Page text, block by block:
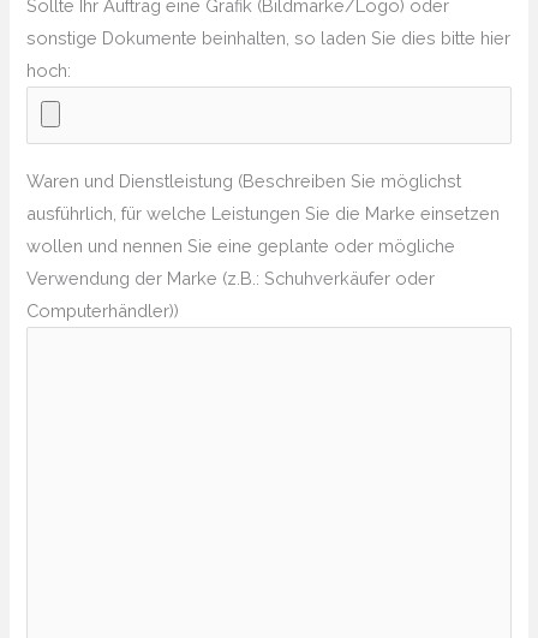
Sollte Ihr Auftrag eine Grafik (Bildmarke/Logo) oder
sonstige Dokumente beinhalten, so laden Sie dies bitte hier
hoch:
Waren und Dienstleistung (Beschreiben Sie möglichst
ausführlich, für welche Leistungen Sie die Marke einsetzen
wollen und nennen Sie eine geplante oder mögliche
Verwendung der Marke (z.B.: Schuhverkäufer oder
Computerhändler))